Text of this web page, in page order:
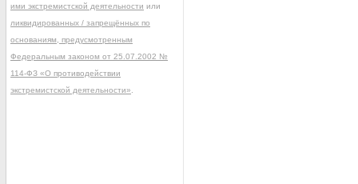
ими экстремистской деятельности или
ликвидированных / запрещённых по
основаниям, предусмотренным
Федеральным законом от 25.07.2002 №
114-ФЗ «О противодействии
экстремистской деятельности»